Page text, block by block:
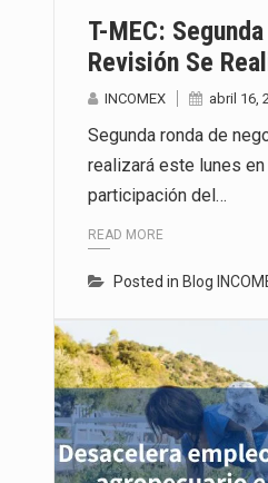
T-MEC:
Revisión Se
INCOMEX abril 16,
Segunda ronda de
realizará este lunes
participación del…
READ MORE
Posted in Blog